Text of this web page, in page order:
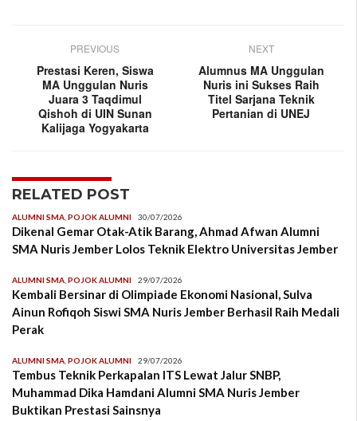
PREVIOUS
Prestasi Keren, Siswa
MA Unggulan Nuris
Juara 3 Taqdimul
Qishoh di UIN Sunan
Kalijaga Yogyakarta
NEXT
Alumnus MA Unggulan
Nuris ini Sukses Raih
Titel Sarjana Teknik
Pertanian di UNEJ
RELATED POST
ALUMNI SMA POJOK ALUMNI 30/07/2026
Dikenal Gemar Otak-Atik Barang, Ahmad Afwan Alumni
SMA Nuris Jember Lolos Teknik Elektro Universitas Jember
ALUMNI SMA POJOK ALUMNI 29/07/2026
Kembali Bersinar di Olimpiade Ekonomi Nasional, Sulva
Ainun Rofiqoh Siswi SMA Nuris Jember Berhasil Raih Medali
Perak
ALUMNI SMA POJOK ALUMNI 29/07/2026
Tembus Teknik Perkapalan ITS Lewat Jalur SNBP,
Muhammad Dika Hamdani Alumni SMA Nuris Jember
Buktikan Prestasi Sainsnya